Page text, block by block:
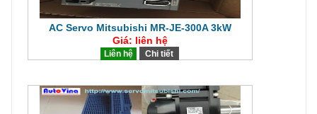
AC Servo Mitsubishi MR-JE-300A 3kW
Giá: liên hệ
Liên hệ Chi tiết